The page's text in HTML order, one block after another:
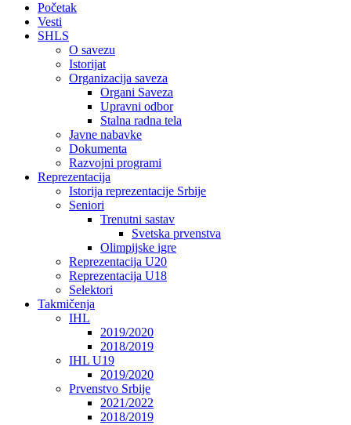
Početak
Vesti
SHLS
O savezu
Istorijat
Organizacija saveza
Organi Saveza
Upravni odbor
Stalna radna tela
Javne nabavke
Dokumenta
Razvojni programi
Reprezentacija
Istorija reprezentacije Srbije
Seniori
Trenutni sastav
Svetska prvenstva
Olimpijske igre
Reprezentacija U20
Reprezentacija U18
Selektori
Takmičenja
IHL
2019/2020
2018/2019
IHL U19
2019/2020
Prvenstvo Srbije
2021/2022
2018/2019